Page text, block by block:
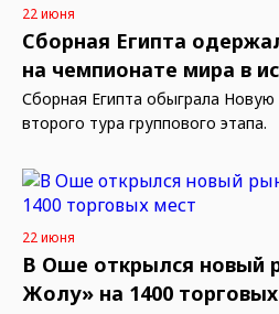
22 июня
Сборная Египта
на чемпионате мира в
Сборная Египта обыграла
второго тура группового этапа.
22 июня
В Оше открылся новый
Жолу» на 1400